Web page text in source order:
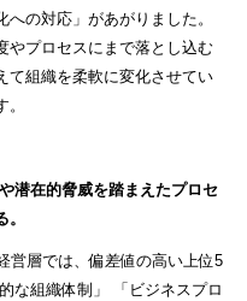
の対応」があがりました。
やプロセスにまで落とし込む
て組織を柔軟に変化させてい
潜在的脅威を踏まえたプロセ
営層では、偏差値の高い上位5
な組織体制」 「ビジネスプロ